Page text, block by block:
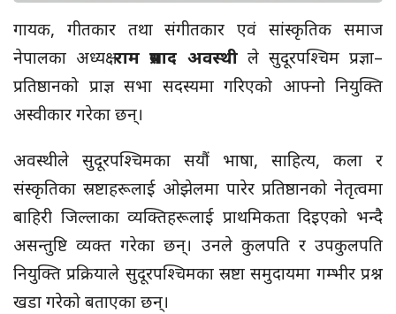
गायक, गीतकार तथा संगीतकार एवं सांस्कृतिक समाज
नेपालका अध्यक्षराम प्रसाद अवस्थीले सुदूरपश्चिम प्रज्ञा–
प्रतिष्ठानको प्राज्ञ सभा सदस्यमा गरिएको आफ्नो नियुक्ति
अस्वीकार गरेका छन्।
अवस्थीले सुदूरपश्चिमका सयौं भाषा, साहित्य, कला र
संस्कृतिका स्रष्टाहरूलाई ओझेलमा पारेर प्रतिष्ठानको नेतृत्वमा
बाहिरी जिल्लाका व्यक्तिहरूलाई प्राथमिकता दिइएको भन्दै
असन्तुष्टि व्यक्त गरेका छन्। उनले कुलपति र उपकुलपति
नियुक्ति प्रक्रियाले सुदूरपश्चिमका स्रष्टा समुदायमा गम्भीर प्रश्न
खडा गरेको बताएका छन्।